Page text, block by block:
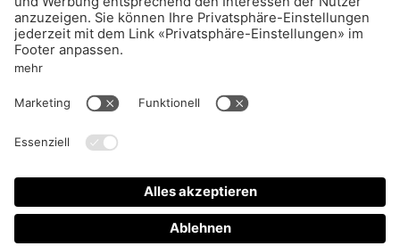
Kleines Sommer-Abo
50
AUSVERKAUFT
AGB
Support
Aboservice
FAQ
Vertrieb